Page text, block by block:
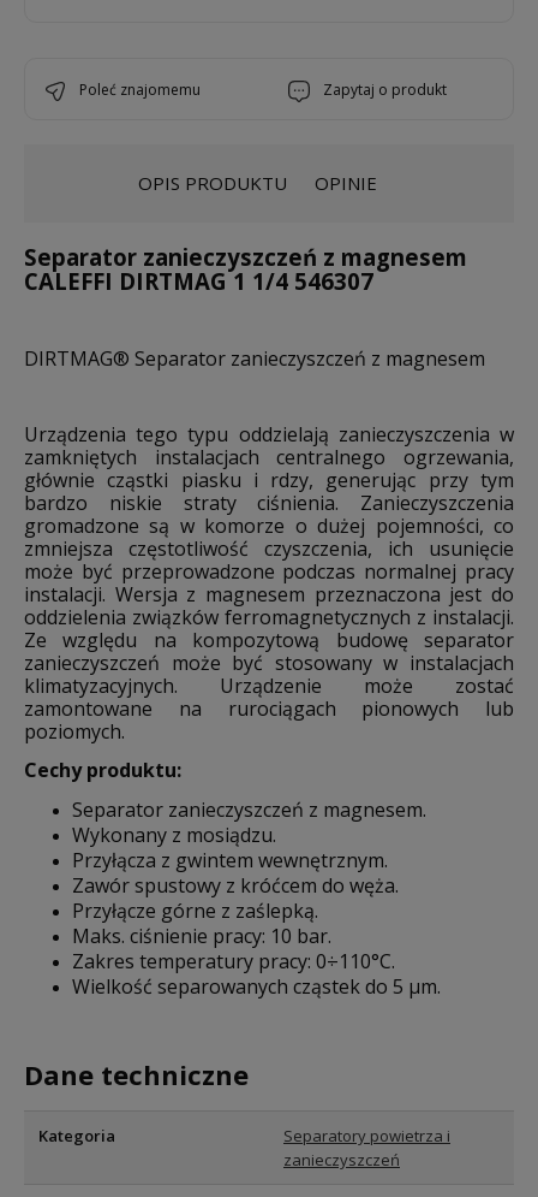
poleć znajomemu zapytaj o produkt
OPIS PRODUKTU OPINIE
Separator zanieczyszczeń z magnesem
CALEFFI DIRTMAG 1 1/4 546307
DIRTMAG® Separator zanieczyszczeń z magnesem
Urządzenia tego typu oddzielają zanieczyszczenia w
zamkniętych instalacjach centralnego ogrzewania,
głównie cząstki piasku i rdzy, generując przy tym
bardzo niskie straty ciśnienia. Zanieczyszczenia
gromadzone są w komorze o dużej pojemności, co
zmniejsza częstotliwość czyszczenia, ich usunięcie
może być przeprowadzone podczas normalnej pracy
instalacji. Wersja z magnesem przeznaczona jest do
oddzielenia związków ferromagnetycznych z instalacji.
Ze względu na kompozytową budowę separator
zanieczyszczeń może być stosowany w instalacjach
klimatyzacyjnych. Urządzenie może zostać
zamontowane na rurociągach pionowych lub
poziomych.
Cechy produktu:
Separator zanieczyszczeń z magnesem.
Wykonany z mosiądzu.
Przyłącza z gwintem wewnętrznym.
Zawór spustowy z króćcem do węża.
Przyłącze górne z zaślepką.
Maks. ciśnienie pracy: 10 bar.
Zakres temperatury pracy: 0÷110°C.
Wielkość separowanych cząstek do 5 µm.
Dane techniczne
Kategoria
Separatory powietrza i
zanieczyszczeń